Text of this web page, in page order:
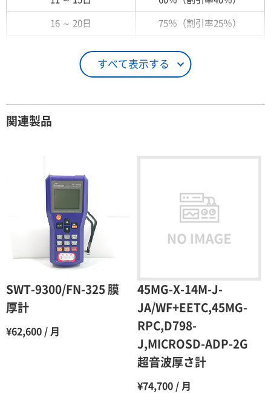
すべて表示する
16 ～ 20日 75％（割引率25％）
26日 ～ 1ヶ月 100％（割引率 0％）
100％（割引率 0％）
2ヶ月
3ヶ月 80％（割引率20％）
4ヶ月 75％（割引率25％）
5ヶ月
65％（割引率35％）
60％（割引率 40％）
55％（割引率45％）
50％（割引率50％）
関連製品
SWT-9300/FN-325 膜
厚計
¥62,600 / 月
45MG-X-14M-J-
JA/WF+EETC,45MG-
RPC,D798-
J,MICROSD-ADP-2G
超音波厚さ計
¥74,700 / 月